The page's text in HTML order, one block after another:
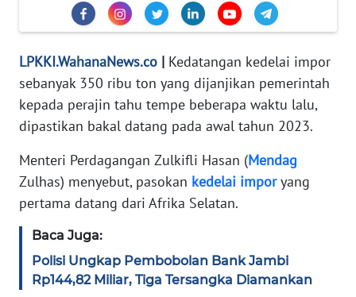
LPKKI.WahanaNews.co | Kedatangan kedelai impor
sebanyak 350 ribu ton yang dijanjikan pemerintah
kepada perajin tahu tempe beberapa waktu lalu,
dipastikan bakal datang pada awal tahun 2023.
Menteri Perdagangan Zulkifli Hasan (Mendag
Zulhas) menyebut, pasokan kedelai imporyang
pertama datang dari Afrika Selatan.
Baca Juga:
Polisi Ungkap Pembobolan Bank Jambi
Rp144,82 Miliar, Tiga Tersangka Diamankan
SIBER
REDAKSI
DISCLAIMER
Wahana
Regional